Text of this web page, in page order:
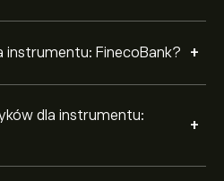
instrumentu: FinecoBank? +
dla instrumentu:
+